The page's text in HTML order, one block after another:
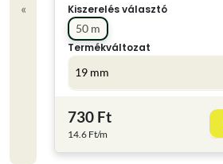
«
Kiszerelés választó
50 m
Termékváltozat
19 mm
730 Ft
14.6 Ft/m